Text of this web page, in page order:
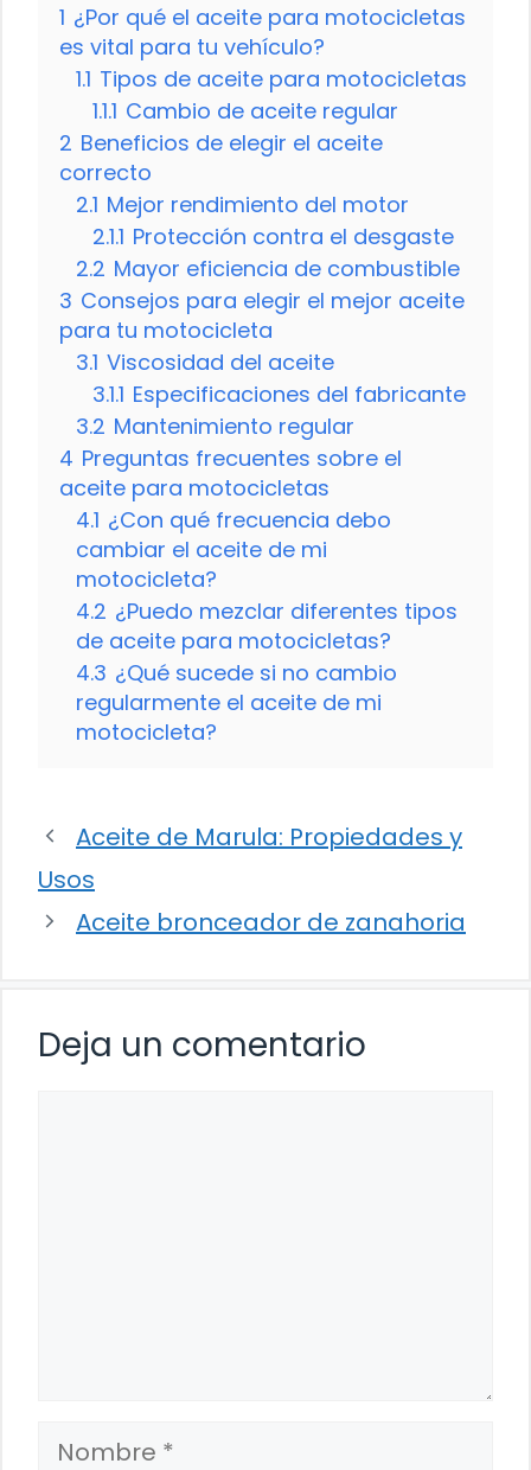
1 ¿Por qué el aceite para motocicletas
es vital para tu vehículo?
1.1 Tipos de aceite para motocicletas
1.1.1 Cambio de aceite regular
2 Beneficios de elegir el aceite
correcto
2.1 Mejor rendimiento del motor
2.1.1 Protección contra el desgaste
2.2 Mayor eficiencia de combustible
3 Consejos para elegir el mejor aceite
para tu motocicleta
3.1 Viscosidad del aceite
3.1.1 Especificaciones del fabricante
3.2 Mantenimiento regular
4 Preguntas frecuentes sobre el
aceite para motocicletas
4.1 ¿Con qué frecuencia debo
cambiar el aceite de mi
motocicleta?
4.2 ¿Puedo mezclar diferentes tipos
de aceite para motocicletas?
4.3 ¿Qué sucede si no cambio
regularmente el aceite de mi
motocicleta?
Aceite de Marula: Propiedades y
Usos
Aceite bronceador de zanahoria
Deja un comentario
Nombre